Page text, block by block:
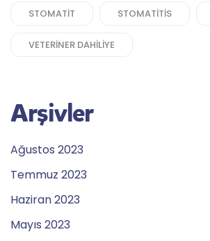
STOMATIT STOMATITIS
VETERINER DAHILIYE
Arşivler
Ağustos 2023
Temmuz 2023
Haziran 2023
Mayıs 2023